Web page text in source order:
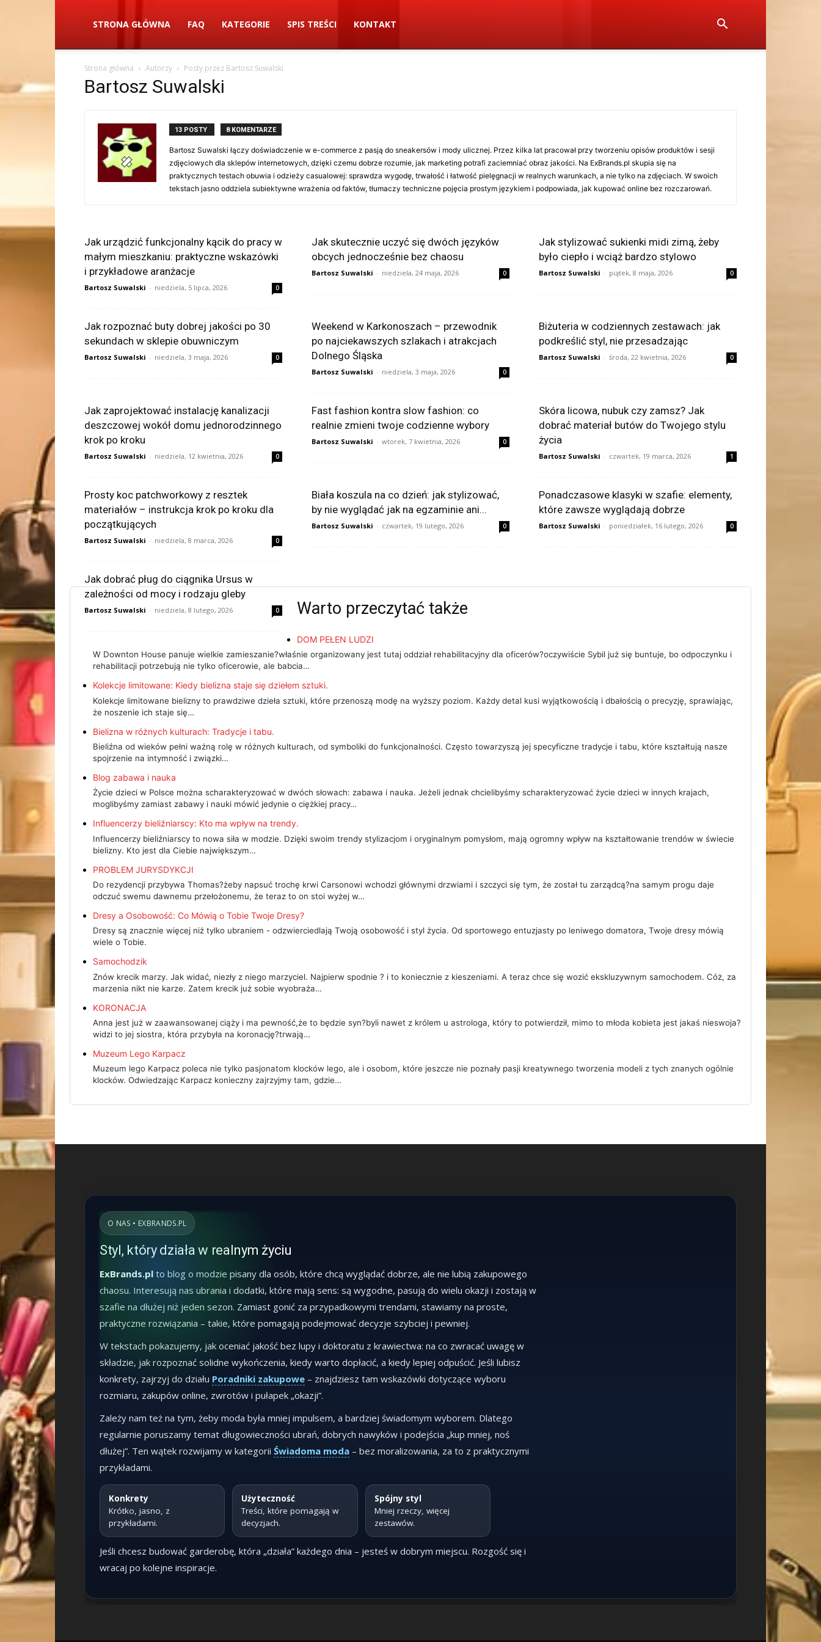
STRONA GŁÓWNA FAQ KATEGORIE SPIS TREŚCI KONTAKT
Strona główna Autorzy Posty przez Bartosz Suwalski
Bartosz Suwalski
13 POSTY 8 KOMENTARZE
Bartosz Suwalski łączy doświadczenie w e-commerce z pasją do sneakersów i mody ulicznej. Przez kilka lat pracował przy tworzeniu opisów produktów i sesji
zdjęciowych dla sklepów internetowych, dzięki czemu dobrze rozumie, jak marketing potrafi zaciemniać obraz jakości. Na ExBrands.pl skupia się na
praktycznych testach obuwia i odzieży casualowej: sprawdza wygodę, trwałość i łatwość pielęgnacji w realnych warunkach, a nie tylko na zdjęciach. W swoich
tekstach jasno oddziela subiektywne wrażenia od faktów, tłumaczy techniczne pojęcia prostym językiem i podpowiada, jak kupować online bez rozczarowań.
Jak urządzić funkcjonalny kącik do pracy w
małym mieszkaniu: praktyczne wskazówki
i przykładowe aranżacje
Bartosz Suwalski - niedziela, 5 lipca, 2026 0
Jak skutecznie uczyć się dwóch języków
obcych jednocześnie bez chaosu
Bartosz Suwalski - niedziela, 24 maja, 2026 0
Jak stylizować sukienki midi zimą, żeby
było ciepło i wciąż bardzo stylowo
Bartosz Suwalski - piątek, 8 maja, 2026 0
Jak rozpoznać buty dobrej jakości po 30
sekundach w sklepie obuwniczym
Bartosz Suwalski - niedziela, 3 maja, 2026 0
Weekend w Karkonoszach – przewodnik
po najciekawszych szlakach i atrakcjach
Dolnego Śląska
Bartosz Suwalski - niedziela, 3 maja, 2026 0
Biżuteria w codziennych zestawach: jak
podkreślić styl, nie przesadzając
Bartosz Suwalski - środa, 22 kwietnia, 2026 0
Jak zaprojektować instalację kanalizacji
deszczowej wokół domu jednorodzinnego
krok po kroku
Bartosz Suwalski - niedziela, 12 kwietnia, 2026 0
Fast fashion kontra slow fashion: co
realnie zmieni twoje codzienne wybory
Bartosz Suwalski - wtorek, 7 kwietnia, 2026 0
Skóra licowa, nubuk czy zamsz? Jak
dobrać materiał butów do Twojego stylu
życia
Bartosz Suwalski - czwartek, 19 marca, 2026 1
Prosty koc patchworkowy z resztek
materiałów – instrukcja krok po kroku dla
początkujących
Bartosz Suwalski - niedziela, 8 marca, 2026 0
Biała koszula na co dzień: jak stylizować,
by nie wyglądać jak na egzaminie ani...
Bartosz Suwalski - czwartek, 19 lutego, 2026 0
Ponadczasowe klasyki w szafie: elementy,
które zawsze wyglądają dobrze
Bartosz Suwalski - poniedziałek, 16 lutego, 2026 0
Jak dobrać pług do ciągnika Ursus w
zależności od mocy i rodzaju gleby
Bartosz Suwalski - niedziela, 8 lutego, 2026 0 Warto przeczytać także
DOM PEŁEN LUDZI
W Downton House panuje wielkie zamieszanie?właśnie organizowany jest tutaj oddział rehabilitacyjny dla oficerów?oczywiście Sybil już się buntuje, bo odpoczynku i
rehabilitacji potrzebują nie tylko oficerowie, ale babcia…
Kolekcje limitowane: Kiedy bielizna staje się dziełem sztuki.
Kolekcje limitowane bielizny to prawdziwe dzieła sztuki, które przenoszą modę na wyższy poziom. Każdy detal kusi wyjątkowością i dbałością o precyzję, sprawiając,
że noszenie ich staje się…
Bielizna w różnych kulturach: Tradycje i tabu.
Bieliźna od wieków pełni ważną rolę w różnych kulturach, od symboliki do funkcjonalności. Często towarzyszą jej specyficzne tradycje i tabu, które kształtują nasze
spojrzenie na intymność i związki…
Blog zabawa i nauka
Życie dzieci w Polsce można scharakteryzować w dwóch słowach: zabawa i nauka. Jeżeli jednak chcielibyśmy scharakteryzować życie dzieci w innych krajach,
moglibyśmy zamiast zabawy i nauki mówić jedynie o ciężkiej pracy…
Influencerzy bieliźniarscy: Kto ma wpływ na trendy.
Influencerzy bieliźniarscy to nowa siła w modzie. Dzięki swoim trendy stylizacjom i oryginalnym pomysłom, mają ogromny wpływ na kształtowanie trendów w świecie
bielizny. Kto jest dla Ciebie największym…
PROBLEM JURYSDYKCJI
Do rezydencji przybywa Thomas?żeby napsuć trochę krwi Carsonowi wchodzi głównymi drzwiami i szczyci się tym, że został tu zarządcą?na samym progu daje
odczuć swemu dawnemu przełożonemu, że teraz to on stoi wyżej w…
Dresy a Osobowość: Co Mówią o Tobie Twoje Dresy?
Dresy są znacznie więcej niż tylko ubraniem - odzwierciedlają Twoją osobowość i styl życia. Od sportowego entuzjasty po leniwego domatora, Twoje dresy mówią
wiele o Tobie.
Samochodzik
Znów krecik marzy. Jak widać, niezły z niego marzyciel. Najpierw spodnie ? i to koniecznie z kieszeniami. A teraz chce się wozić ekskluzywnym samochodem. Cóż, za
marzenia nikt nie karze. Zatem krecik już sobie wyobraża…
KORONACJA
Anna jest już w zaawansowanej ciąży i ma pewność,że to będzie syn?byli nawet z królem u astrologa, który to potwierdził, mimo to młoda kobieta jest jakaś nieswoja?
widzi to jej siostra, która przybyła na koronację?trwają…
Muzeum Lego Karpacz
Muzeum lego Karpacz poleca nie tylko pasjonatom klocków lego, ale i osobom, które jeszcze nie poznały pasji kreatywnego tworzenia modeli z tych znanych ogólnie
klocków. Odwiedzając Karpacz konieczny zajrzyjmy tam, gdzie…
O NAS • EXBRANDS.PL
Styl, który działa w realnym życiu
ExBrands.pl to blog o modzie pisany dla osób, które chcą wyglądać dobrze, ale nie lubią zakupowego
chaosu. Interesują nas ubrania i dodatki, które mają sens: są wygodne, pasują do wielu okazji i zostają w
szafie na dłużej niż jeden sezon. Zamiast gonić za przypadkowymi trendami, stawiamy na proste,
praktyczne rozwiązania – takie, które pomagają podejmować decyzje szybciej i pewniej.
W tekstach pokazujemy, jak oceniać jakość bez lupy i doktoratu z krawiectwa: na co zwracać uwagę w
składzie, jak rozpoznać solidne wykończenia, kiedy warto dopłacić, a kiedy lepiej odpuścić. Jeśli lubisz
konkrety, zajrzyj do działu Poradniki zakupowe – znajdziesz tam wskazówki dotyczące wyboru
rozmiaru, zakupów online, zwrotów i pułapek „okazji”.
Zależy nam też na tym, żeby moda była mniej impulsem, a bardziej świadomym wyborem. Dlatego
regularnie poruszamy temat długowieczności ubrań, dobrych nawyków i podejścia „kup mniej, noś
dłużej”. Ten wątek rozwijamy w kategorii Świadoma moda – bez moralizowania, za to z praktycznymi
przykładami.
Konkrety
Krótko, jasno, z
przykładami.
Użyteczność
Treści, które pomagają w
decyzjach.
Spójny styl
Mniej rzeczy, więcej
zestawów.
Jeśli chcesz budować garderobę, która „działa” każdego dnia – jesteś w dobrym miejscu. Rozgość się i
wracaj po kolejne inspiracje.